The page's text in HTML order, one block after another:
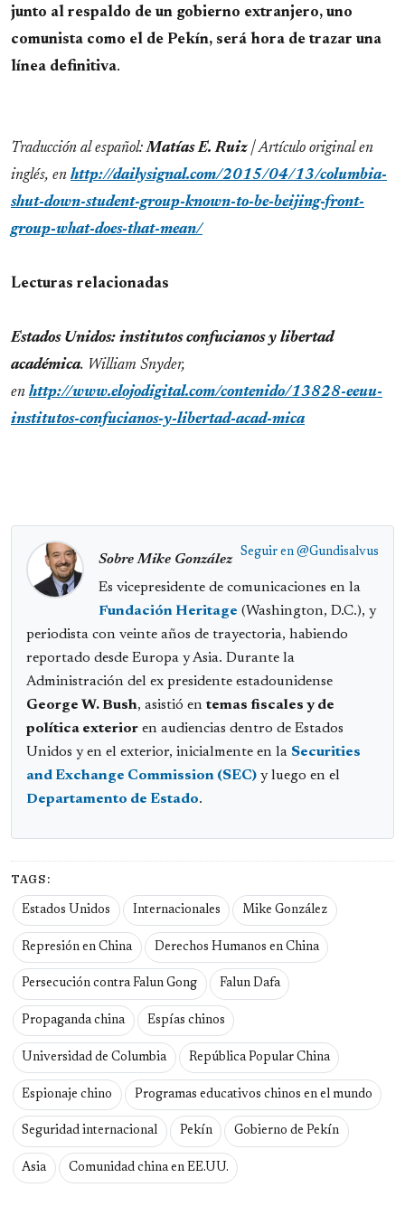
junto al respaldo de un gobierno extranjero, uno
comunista como el de Pekín, será hora de trazar una
línea definitiva.
Traducción al español:Matías E. Ruiz | Artículo original en
inglés, en http://dailysignal.com/2015/04/13/columbia-
shut-down-student-group-known-to-be-beijing-front-
group-what-does-that-mean/
Lecturas relacionadas
Estados Unidos: institutos confucianos y libertad
académica. William Snyder,
en http://www.elojodigital.com/contenido/13828-eeuu-
institutos-confucianos-y-libertad-acad-mica
Seguir en @Gundisalvus
Sobre Mike González
Es vicepresidente de comunicaciones en la
Fundación Heritage (Washington, D.C.), y
periodista con veinte años de trayectoria, habiendo
reportado desde Europa y Asia. Durante la
Administración del ex presidente estadounidense
George W. Bush, asistió en temas fiscales y de
política exterior en audiencias dentro de Estados
Unidos y en el exterior, inicialmente en la Securities
and Exchange Commission (SEC) y luego en el
Departamento de Estado.
TAGS:
Estados Unidos Internacionales Mike González
Represión en China Derechos Humanos en China
Persecución contra Falun Gong Falun Dafa
Propaganda china Espías chinos
Universidad de Columbia República Popular China
Espionaje chino Programas educativos chinos en el mundo
Seguridad internacional Pekín Gobierno de Pekín
Asia Comunidad china en EE.UU.